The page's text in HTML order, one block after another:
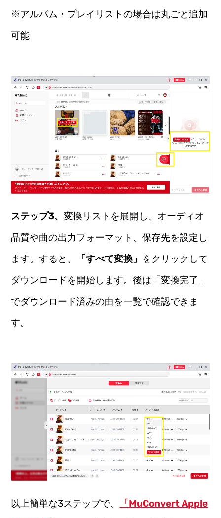
※アルバム・プレイリストの場合は丸ごと追加
可能
ステップ3、変換リストを展開し、オーディオ
品質や曲の出力フォーマット、保存先を設定し
ます。すると、
「すべて変換」 をクリックして
ダウンロードを開始します。後は「変換完了」
でダウンロード済みの曲を一覧で確認できま
す。
以上簡単な3ステップで、
「MuConvert Apple